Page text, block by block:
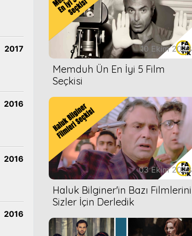
2017
2016
2016
2016
10 Ekim 2023
Memduh Ün En İyi 5 Film
Seçkisi
03 Ekim 2023
Haluk Bilginer'in Bazı Filmlerini
Sizler İçin Derledik